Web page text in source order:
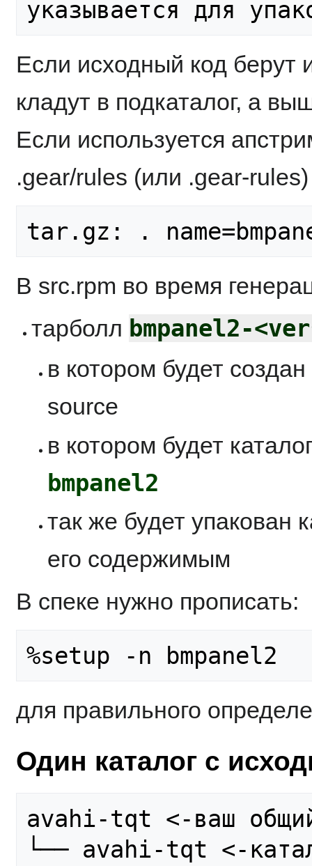
Если исходный код берут
кладут в подкаталог, а
Если используется
.gear/rules (или .gear-
В src.rpm во время
тарболл bmpanel2-
в котором будет
source
в котором будет
bmpanel2
так же будет упакован
его содержимым
В спеке нужно прописать:
для правильного
Один каталог с
avahi-tqt <-ваш